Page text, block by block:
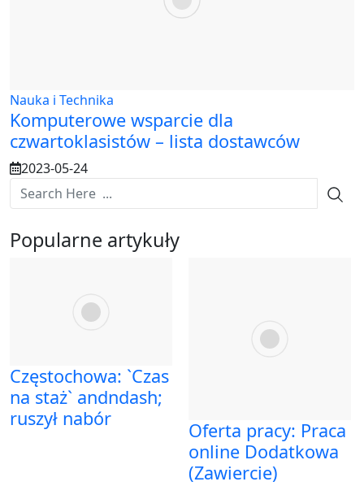
Nauka i Technika
Komputerowe wsparcie dla
czwartoklasistów – lista dostawców
2023-05-24
Popularne artykuły
Częstochowa: `Czas
na staż` andndash;
ruszył nabór
Oferta pracy: Praca
online Dodatkowa
(Zawiercie)